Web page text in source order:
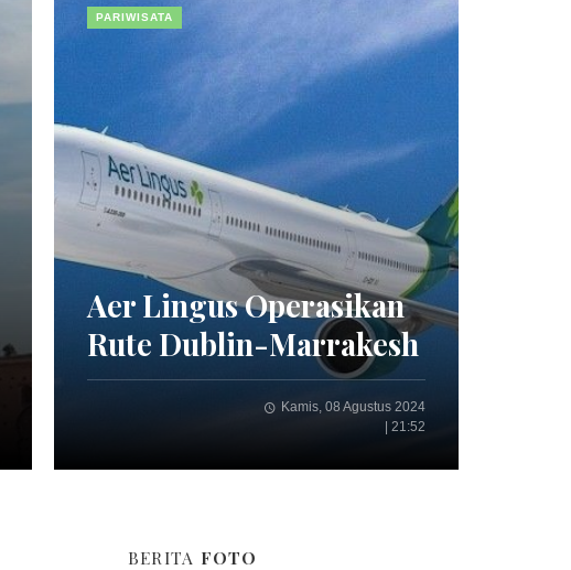
Aer Lingus Operasikan
Rute Dublin-Marrakesh
Kamis, 08 Agustus 2024
| 21:52
PARIWISATA
BERITA FOTO